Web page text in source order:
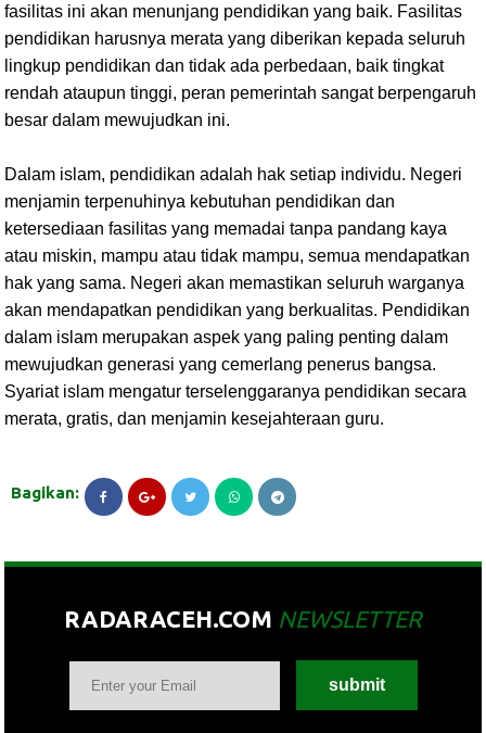
fasilitas ini akan menunjang pendidikan yang baik. Fasilitas
pendidikan harusnya merata yang diberikan kepada seluruh
lingkup pendidikan dan tidak ada perbedaan, baik tingkat
rendah ataupun tinggi, peran pemerintah sangat berpengaruh
besar dalam mewujudkan ini.
Dalam islam, pendidikan adalah hak setiap individu. Negeri
menjamin terpenuhinya kebutuhan pendidikan dan
ketersediaan fasilitas yang memadai tanpa pandang kaya
atau miskin, mampu atau tidak mampu, semua mendapatkan
hak yang sama. Negeri akan memastikan seluruh warganya
akan mendapatkan pendidikan yang berkualitas. Pendidikan
dalam islam merupakan aspek yang paling penting dalam
mewujudkan generasi yang cemerlang penerus bangsa.
Syariat islam mengatur terselenggaranya pendidikan secara
merata, gratis, dan menjamin kesejahteraan guru.
Bagikan:
RADARACEH.COM NEWSLETTER